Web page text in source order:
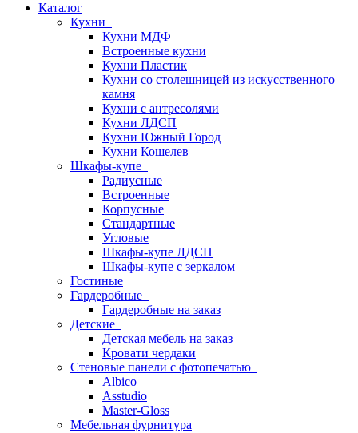
Каталог
Кухни
Кухни МДФ
Встроенные кухни
Кухни Пластик
Кухни со столешницей из искусcтвенного
камня
Кухни с антресолями
Кухни ЛДСП
Кухни Южный Город
Кухни Кошелев
Шкафы-купе
Радиусные
Встроенные
Корпусные
Стандартные
Угловые
Шкафы-купе ЛДСП
Шкафы-купе с зеркалом
Гостиные
Гардеробные
Гардеробные на заказ
Детские
Детская мебель на заказ
Кровати чердаки
Стеновые панели с фотопечатью
Albico
Asstudio
Master-Gloss
Мебельная фурнитура